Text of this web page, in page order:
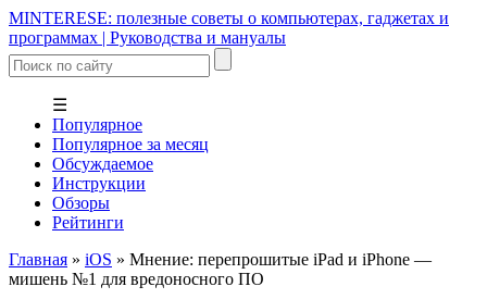
MINTERESE: полезные советы о компьютерах, гаджетах и
программах | Руководства и мануалы
☰
Популярное
Популярное за месяц
Обсуждаемое
Инструкции
Обзоры
Рейтинги
Главная » iOS » Мнение: перепрошитые iPad и iPhone —
мишень №1 для вредоносного ПО